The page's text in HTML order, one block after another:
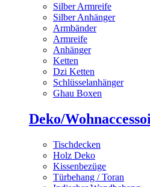
Silber Armreife
Silber Anhänger
Armbänder
Armreife
Anhänger
Ketten
Dzi Ketten
Schlüsselanhänger
Ghau Boxen
Deko/
Tischdecken
Holz Deko
Kissenbezüge
Türbehang / Toran